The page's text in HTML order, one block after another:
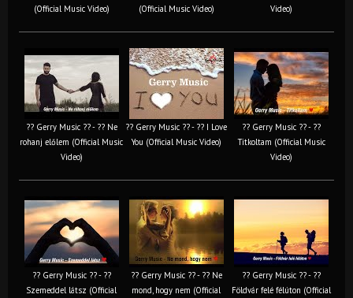
(Official Music Video)
(Official Music Video)
Video)
?? Gerry Music ?? - ?? Ne
rohanj előlem (Official Music
Video)
?? Gerry Music ?? - ?? I Love
You (Official Music Video)
?? Gerry Music ?? - ??
Titkoltam (Official Music
Video)
?? Gerry Music ?? - ??
Szemeddel látsz (Official
?? Gerry Music ?? - ?? Ne
mond, hogy nem (Official
?? Gerry Music ?? - ??
Földvár felé félúton (Official